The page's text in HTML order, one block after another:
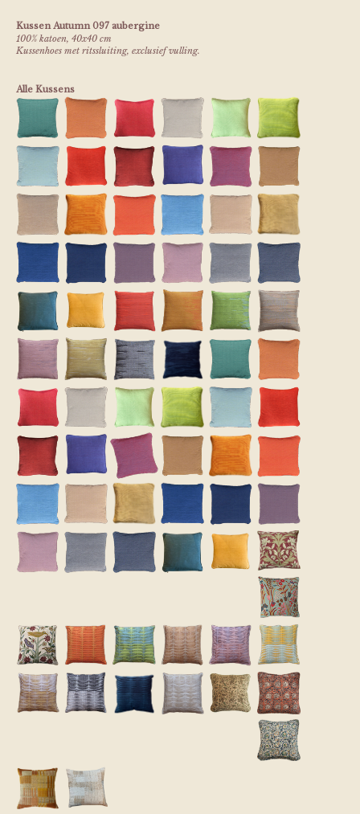
Kussen Autumn 097 aubergine
100% katoen, 40x40 cm
Kussenhoes met ritssluiting, exclusief vulling.
Alle Kussens